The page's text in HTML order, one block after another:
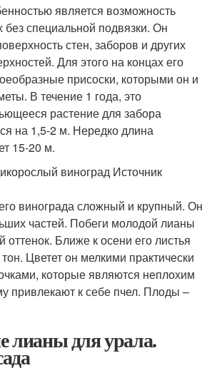
является возможность
без специальной подвязки. Он
стен, заборов и других
Для этого на концах его
присоски, которыми он и
В течение 1 года, это
растение для забора
на 1,5-2 м. Нередко длина
15-20 м.
виноград Источник
винограда сложный и крупный. Он
частей. Побеги молодой лианы
Ближе к осени его листья
Цветет он мелкими практически
которые являются неплохим
привлекают к себе пчел. Плоды –
лианы для урала.